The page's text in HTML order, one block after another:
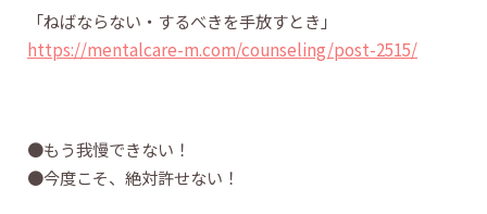
「ねばならない・するべきを手放すとき」
https://mentalcare-m.com/counseling/post-2515/
●もう我慢できない！
●今度こそ、絶対許せない！